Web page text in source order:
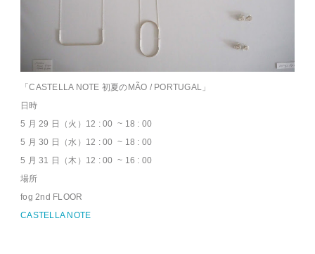
「CASTELLA NOTE 初夏のMÃO / PORTUGAL」
日時
5 月 29 日（火）12 : 00 ~ 18 : 00
5 月 30 日（水）12 : 00 ~ 18 : 00
5 月 31 日（木）12 : 00 ~ 16 : 00
場所
fog 2nd FLOOR
CASTELLA NOTE